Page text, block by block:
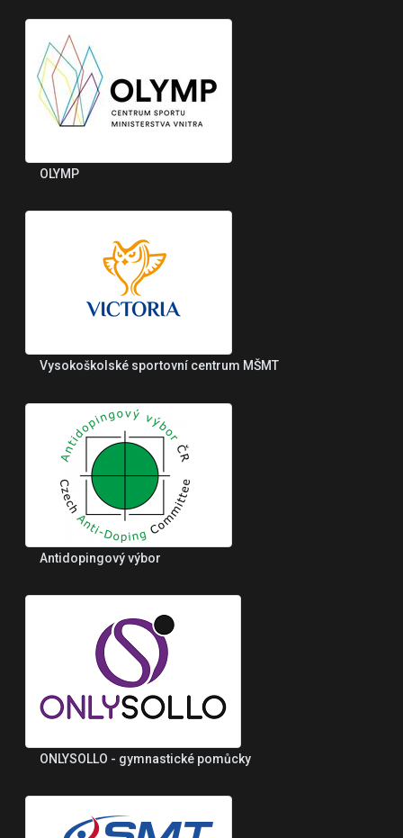
OLYMP
Vysokoškolské sportovní centrum MŠMT
Antidopingový výbor
ONLYSOLLO - gymnastické pomůcky